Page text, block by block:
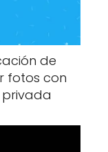
de
fotos con